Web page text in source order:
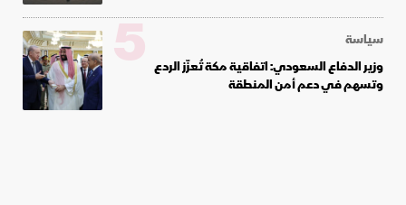
سياسة
وزير الدفاع السعودي: اتفاقية مكة تُعزّز الردع
وتسهم في دعم أمن المنطقة
5